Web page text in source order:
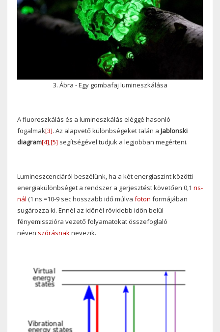
3. Ábra - Egy gombafaj lumineszkálása
A fluoreszkálás és a lumineszkálás eléggé hasonló
fogalmak[3]. Az alapvető különbségeket talán a Jablonski
diagram[4],[5] segítségével tudjuk a legjobban megérteni.
Lumineszcenciáról beszélünk, ha a két energiaszint közötti
energiakülönbséget a rendszer a gerjesztést követően 0,1 ns-
nál (1 ns =10-9 sechosszabb idő múlva foton formájában
sugározza ki. Ennél az időnél rövidebb időn belül
fényemisszióra vezető folyamatokat összefoglaló
néven szórásnaknevezik.